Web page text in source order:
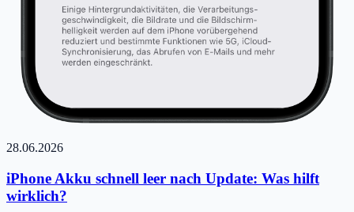
28.06.2026
iPhone Akku schnell leer nach Update: Was hilft
wirklich?